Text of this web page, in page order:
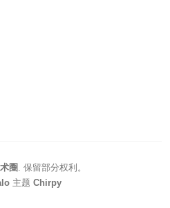
圈 保留部分权利。
主题 Chirpy